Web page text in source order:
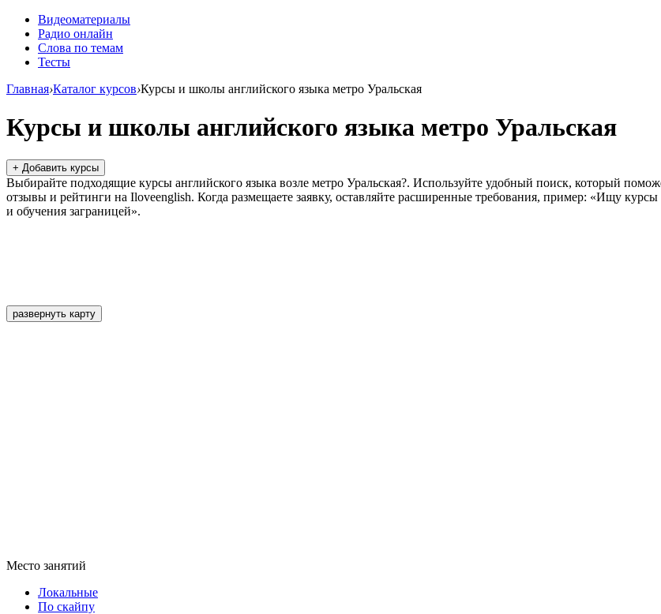
Видеоматериалы
Радио онлайн
Слова по темам
Тесты
Главная›Каталог курсов›Курсы и школы английского языка метро Уральская
Курсы и школы английского языка метро Уральская
+ Добавить курсы
Выбирайте подходящие курсы английского языка возле метро Уральская?. Используйте удобный поиск, который
отзывы и рейтинги на Iloveenglish. Когда размещаете заявку, оставляйте расширенные требования, пример: «Ищу
и обучения заграницей».
развернуть карту
Место занятий
Локальные
По скайпу